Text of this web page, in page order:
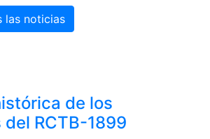
las noticias
de los
RCTB-1899